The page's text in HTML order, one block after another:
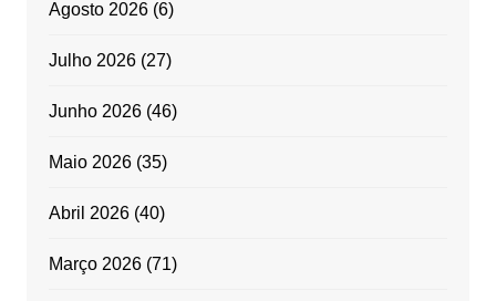
Agosto 2026(6)
Julho 2026(27)
Junho 2026(46)
Maio 2026(35)
Abril 2026(40)
Março 2026(71)